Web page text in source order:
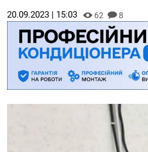
20.09.2023 | 15:03 62 8